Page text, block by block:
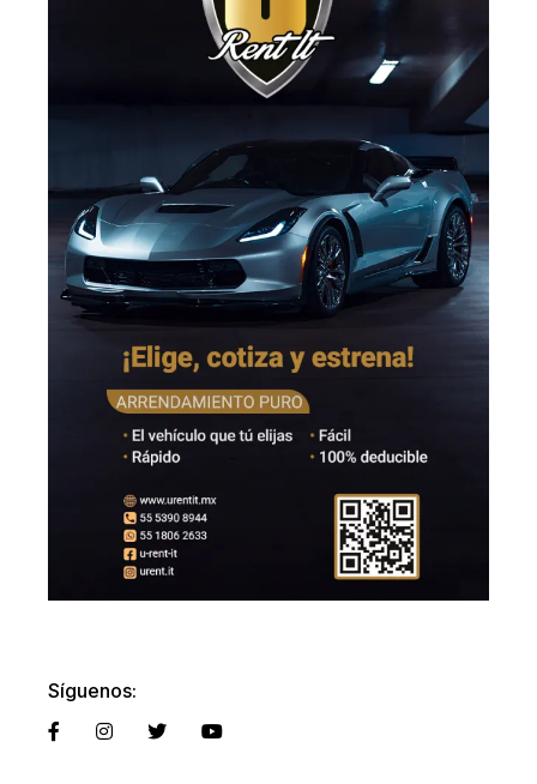
Síguenos: